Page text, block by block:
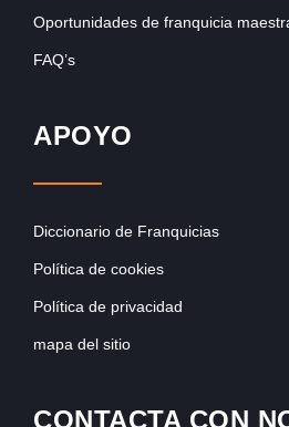
Oportunidades de franquicia
FAQ’s
APOYO
Diccionario de Franquicias
Política de cookies
Política de privacidad
mapa del sitio
CONTACTA CON